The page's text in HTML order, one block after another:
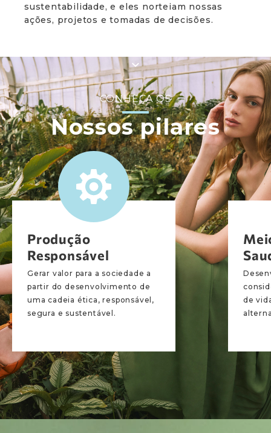
sustentabilidade, e eles norteiam nossas
ações, projetos e tomadas de decisões.
CONHEÇA OS
Nossos pilares
Produção
Responsável
Gerar valor para a sociedade a
partir do desenvolvimento de
uma cadeia ética, responsável,
segura e sustentável.
de